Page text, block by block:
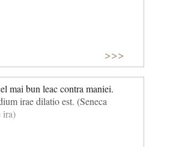
>>>
mai bun leac contra maniei.
irae dilatio est. (Seneca
ira)